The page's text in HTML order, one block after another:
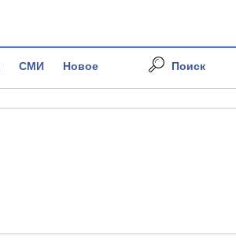
СМИ Новое Поиск